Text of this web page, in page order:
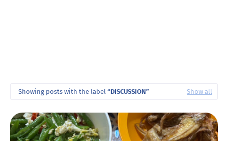
Showing posts with the label DISCUSSION Show all